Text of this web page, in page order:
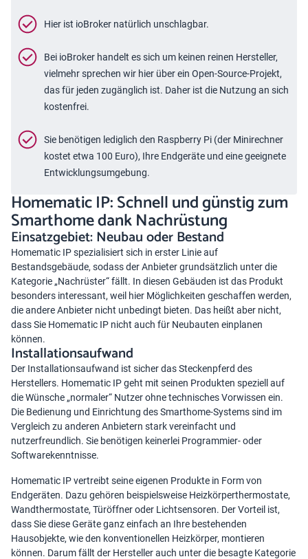
Hier ist ioBroker natürlich unschlagbar.
Bei ioBroker handelt es sich um keinen reinen Hersteller,
vielmehr sprechen wir hier über ein Open-Source-Projekt,
das für jeden zugänglich ist. Daher ist die Nutzung an sich
kostenfrei.
Sie benötigen lediglich den Raspberry Pi (der Minirechner
kostet etwa 100 Euro), Ihre Endgeräte und eine geeignete
Entwicklungsumgebung.
Homematic IP: Schnell und günstig zum
Smarthome dank Nachrüstung
Einsatzgebiet: Neubau oder Bestand
Homematic IP spezialisiert sich in erster Linie auf
Bestandsgebäude, sodass der Anbieter grundsätzlich unter die
Kategorie „Nachrüster“ fällt. In diesen Gebäuden ist das Produkt
besonders interessant, weil hier Möglichkeiten geschaffen werden,
die andere Anbieter nicht unbedingt bieten. Das heißt aber nicht,
dass Sie Homematic IP nicht auch für Neubauten einplanen
können.
Installationsaufwand
Der Installationsaufwand ist sicher das Steckenpferd des
Herstellers. Homematic IP geht mit seinen Produkten speziell auf
die Wünsche „normaler“ Nutzer ohne technisches Vorwissen ein.
Die Bedienung und Einrichtung des Smarthome-Systems sind im
Vergleich zu anderen Anbietern stark vereinfacht und
nutzerfreundlich. Sie benötigen keinerlei Programmier- oder
Softwarekenntnisse.
Homematic IP vertreibt seine eigenen Produkte in Form von
Endgeräten. Dazu gehören beispielsweise Heizkörperthermostate,
Wandthermostate, Türöffner oder Lichtsensoren. Der Vorteil ist,
dass Sie diese Geräte ganz einfach an Ihre bestehenden
Hausobjekte, wie den konventionellen Heizkörper, montieren
können. Darum fällt der Hersteller auch unter die besagte Kategorie